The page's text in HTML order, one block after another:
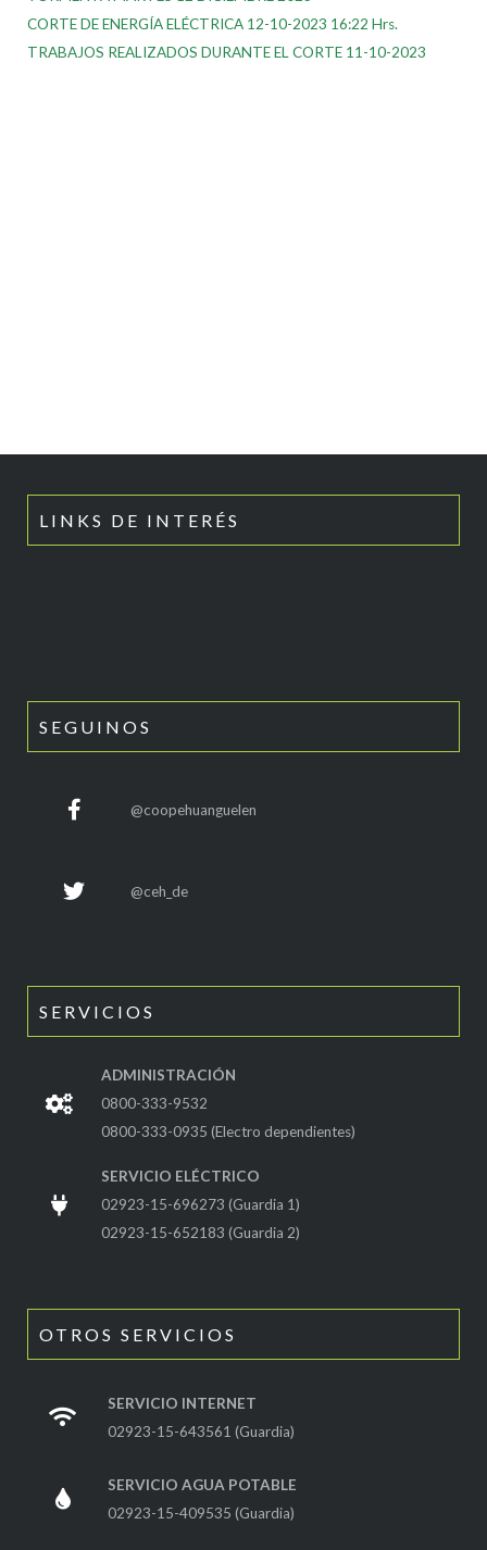
CORTE DE ENERGÍA ELÉCTRICA 12-10-2023 16:22 Hrs.
TRABAJOS REALIZADOS DURANTE EL CORTE 11-10-2023
LINKS DE INTERÉS
SEGUINOS
@coopehuanguelen
@ceh_de
SERVICIOS
ADMINISTRACIÓN
0800-333-9532
0800-333-0935 (Electro dependientes)
SERVICIO ELÉCTRICO
02923-15-696273 (Guardia 1)
02923-15-652183 (Guardia 2)
OTROS SERVICIOS
SERVICIO INTERNET
02923-15-643561 (Guardia)
SERVICIO AGUA POTABLE
02923-15-409535 (Guardia)